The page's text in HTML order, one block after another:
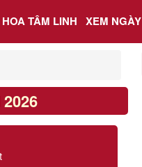
TÂM LINH XEM NGÀY